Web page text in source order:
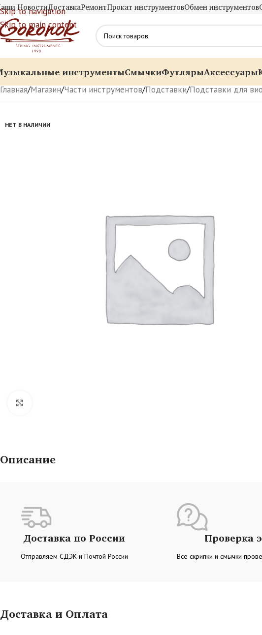
Skip to navigation
Skip to main content
НовостиДоставкаРемонтПрокат инструментовОбмен инструментов
инструментыСмычкиФутлярыАксессуары
Главная/Магазин/Части инструментов/Подставки/Подставки для
НЕТ В НАЛИЧИИ
Описание
Доставка по России
Отправляем СДЭК и Почтой России
Проверка
Все скрипки и смычки
Доставка и Оплата